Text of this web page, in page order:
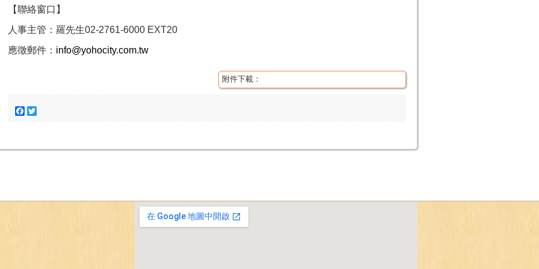
【聯絡窗口】
人事主管：羅先生02-2761-6000 EXT20
應徵郵件： info@yohocity.com.tw
附件下載：
Facebook